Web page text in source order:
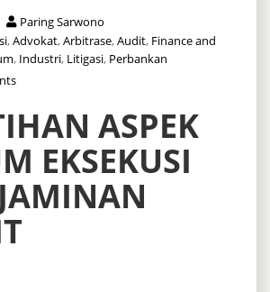
Paring Sarwono
,Advokat,Arbitrase,Audit, Finance and
, Industri, Litigasi, Perbankan
ASPEK
EKSEKUSI